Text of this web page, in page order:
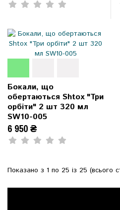
Бокали, що
обертаються Shtox "Три
орбіти" 2 шт 320 мл
SW10-005
6 950 ₴
Показано з 1 по 25 із 25 (всього